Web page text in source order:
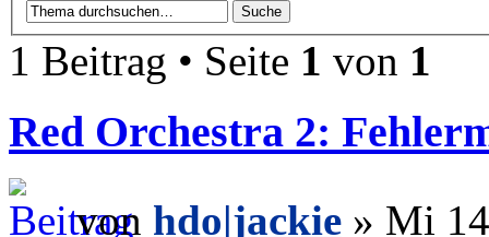
1 Beitrag • Seite 1 von 1
Red Orchestra 2:
von hdo|jackie » Mi